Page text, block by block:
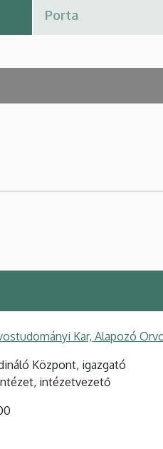
Kar, Alapozó
Központ, igazgató
intézetvezető